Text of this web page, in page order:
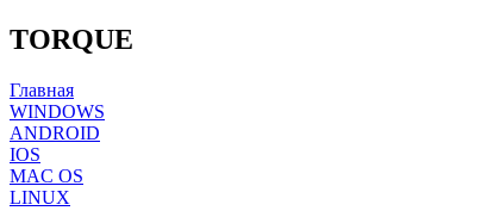
TORQUE
Главная
WINDOWS
ANDROID
IOS
MAC OS
LINUX